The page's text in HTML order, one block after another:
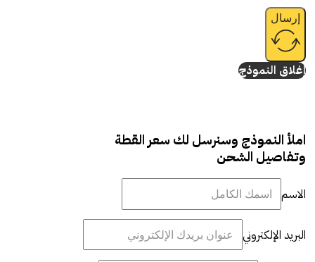
إرسال
إغلاق النموذج
املأ النموذج وسنرسل لك سعر القطة
وتفاصيل الشحن
الاسم
البريد الإلكتروني